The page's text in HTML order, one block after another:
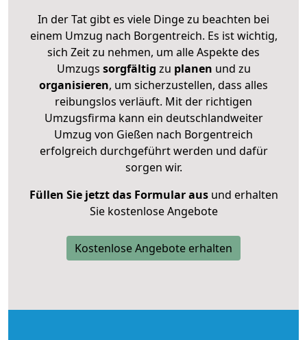
In der Tat gibt es viele Dinge zu beachten bei
einem Umzug nach Borgentreich. Es ist wichtig,
sich Zeit zu nehmen, um alle Aspekte des
Umzugs sorgfältig zu planen und zu
organisieren, um sicherzustellen, dass alles
reibungslos verläuft. Mit der richtigen
Umzugsfirma kann ein deutschlandweiter
Umzug von Gießen nach Borgentreich
erfolgreich durchgeführt werden und dafür
sorgen wir.
Füllen Sie jetzt das Formular ausund erhalten
Sie kostenlose Angebote
Kostenlose Angebote erhalten